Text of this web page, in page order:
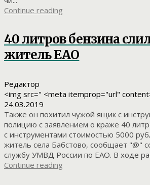
Continue reading
40 литров бензина
житель ЕАО
Редактор
<img src=" <meta itemprop="url"
24.03.2019
Также он похитил чужой ящик с
полицию с заявлением о краже 40
с инструментами стоимостью 5000
житель села Бабстово, сообщает "@"
службу УМВД России по ЕАО. В ходе
Continue reading